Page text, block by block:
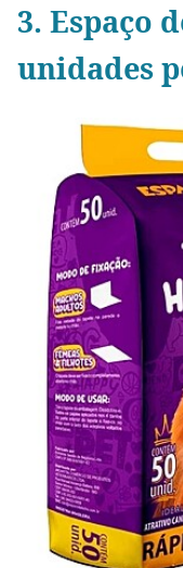
3. Espaço
unidades